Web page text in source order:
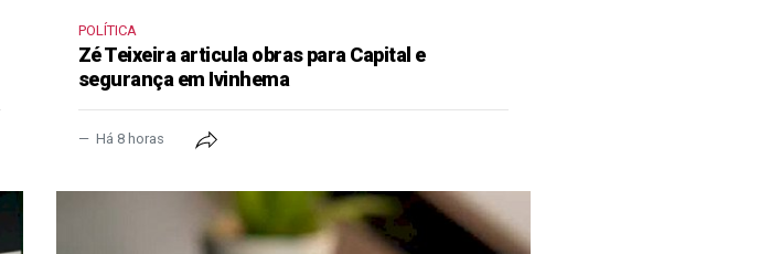
POLÍTICA
Zé Teixeira articula obras para Capital e
segurança em Ivinhema
Há 8 horas